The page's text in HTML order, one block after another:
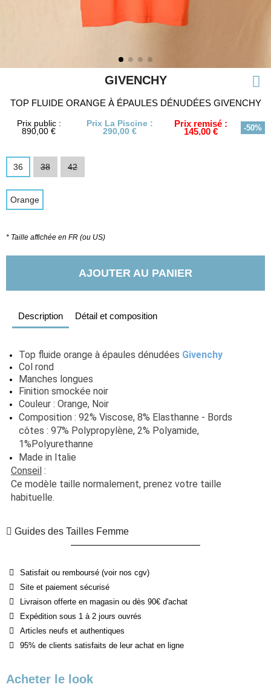
GIVENCHY
TOP FLUIDE ORANGE À ÉPAULES DÉNUDÉES GIVENCHY
Prix public :
890,00 €
Prix La Piscine :
290,00 €
Prix remisé :
145,00 € -50%
36 38 42
Orange
* Taille affichée en FR (ou US)
AJOUTER AU PANIER
Description Détail et composition
Top fluide orange à épaules dénudées Givenchy
Col rond
Manches longues
Finition smockée noir
Couleur : Orange, Noir
Composition : 92% Viscose, 8% Elasthanne - Bords
côtes : 97% Polypropylène, 2% Polyamide,
1%Polyurethanne
Made in Italie
Conseil :
Ce modèle taille normalement, prenez votre taille
habituelle.
Guides des Tailles Femme
Satisfait ou remboursé (voir nos cgv)
Site et paiement sécurisé
Livraison offerte en magasin ou dès 90€ d'achat
Expédition sous 1 à 2 jours ouvrés
Articles neufs et authentiques
95% de clients satisfaits de leur achat en ligne
Acheter le look